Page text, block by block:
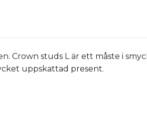
Crown studs L är ett måste i
uppskattad present.